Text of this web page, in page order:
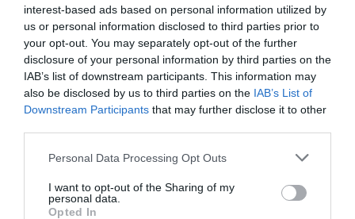
interest-based ads based on personal information utilized by
us or personal information disclosed to third parties prior to
your opt-out. You may separately opt-out of the further
disclosure of your personal information by third parties on the
IAB’s list of downstream participants. This information may
also be disclosed by us to third parties on the IAB’s List of
Downstream Participants that may further disclose it to other
Personal Data Processing Opt Outs
I want to opt-out of the Sharing of my
personal data.
Opted In
ΕΠΙΚΟΙΝΩΝΗΣΤΕ ΜΕ ΤΟΝ ΙΑΤΡΟ
Γαστρεκτομή